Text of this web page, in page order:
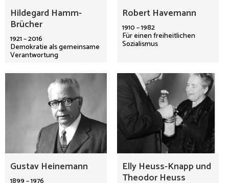
Hildegard Hamm-
Brücher
1921 – 2016
Demokratie als gemeinsame
Verantwortung
Robert Havemann
1910 – 1982
Für einen freiheitlichen
Sozialismus
Gustav Heinemann Elly Heuss-Knapp und
Theodor Heuss